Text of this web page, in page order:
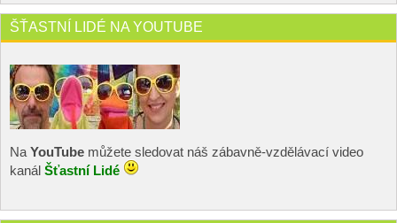
ŠŤASTNÍ LIDÉ NA YOUTUBE
Na YouTube můžete sledovat náš zábavně-vzdělávací video
kanál Šťastní Lidé